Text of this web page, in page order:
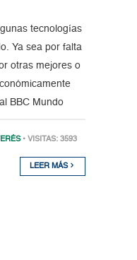
tecnologías
Ya sea por falta
otras mejores o
BBC Mundo
• VISITAS: 3593
LEER MÁS